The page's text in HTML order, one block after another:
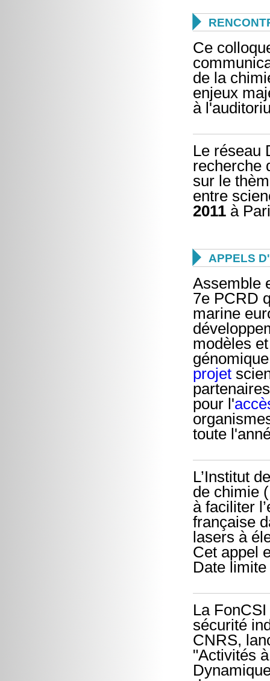

Ce
de la
enjeux
à
Le réseau
recherche
sur le
entre
2011 à
 APPELS
Assemble
7e PCRD
marine
modèles
projet
pour l'
toute
L’Institut
de chimie
à faciliter
française
lasers à
Cet appel
Date
La
sécurité
CNRS,
"Activités